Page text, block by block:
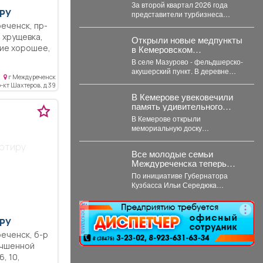
не
на
теплая.
г Междуреченск
кт Шахтеров, д 39
За второй квартал 2026 года
представители турбизнеса
Всего...
Открыли новые медпункты
в Кемеровском
муниципальном округе.
В селе Мазурово - фельдшерско-
акушерский пункт. В деревне
В Кемерове увековечили
память удивительного
испанца
В Кемерове открыли
мемориальную доску
Александру Барредо – испанцу,
который стал...
Все молодые семьи
Междуреченска теперь
могут бесплатно
пользоваться предметами
первой необходимости для
новорождённых.
По инициативе Губернатора
Кузбасса Ильи Середюка
меры поддержки расширен.
Подробности далее.
реклама